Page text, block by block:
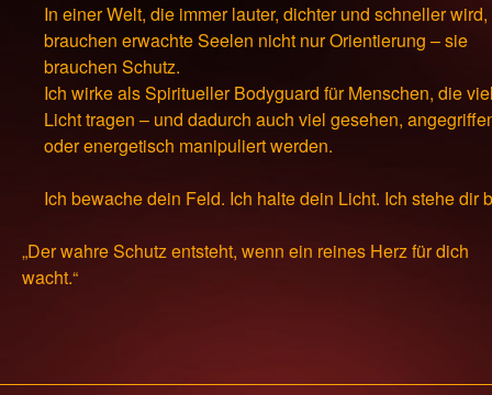
In einer Welt, die immer lauter, dichter und schneller wird,
brauchen erwachte Seelen nicht nur Orientierung – sie
brauchen Schutz.
Ich wirke als Spiritueller Bodyguard für Menschen, die
Licht tragen – und dadurch auch viel gesehen,
oder energetisch manipuliert werden.
Ich bewache dein Feld. Ich halte dein Licht. Ich stehe dir
„Der wahre Schutz entsteht, wenn ein reines Herz für dich
wacht.“